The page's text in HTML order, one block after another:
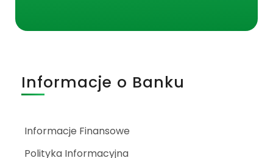
Informacje o Banku
Informacje Finansowe
Polityka Informacyjna